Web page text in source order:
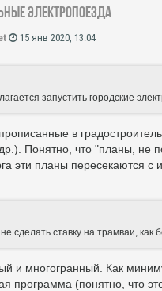
электропоезда
15 янв 2020, 13:04
запустить городские
в
Понятно, что "планы, не
эти планы пересекаются
сделать ставку на трамваи,
и многогранный. Как
программа (понятно, что